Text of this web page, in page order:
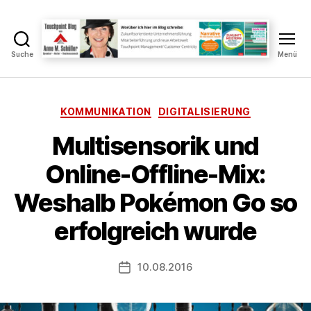
Suche
Touchpoint
Blog
M.
Schüller
Menü
Kategorien
KOMMUNIKATION DIGITALISIERUNG
Multisensorik und
Online-Offline-Mix:
Weshalb Pokémon Go so
erfolgreich wurde
Beitragsautor
o
A
n
S
Veröffentlichungsdatum
10.08.2016